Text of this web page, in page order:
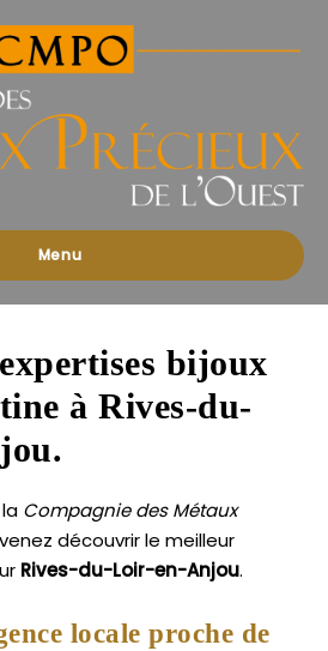
Menu
bijoux
à Rives-du-
Compagnie des Métaux
découvrir le meilleur
Rives-du-Loir-en-Anjou.
locale proche de